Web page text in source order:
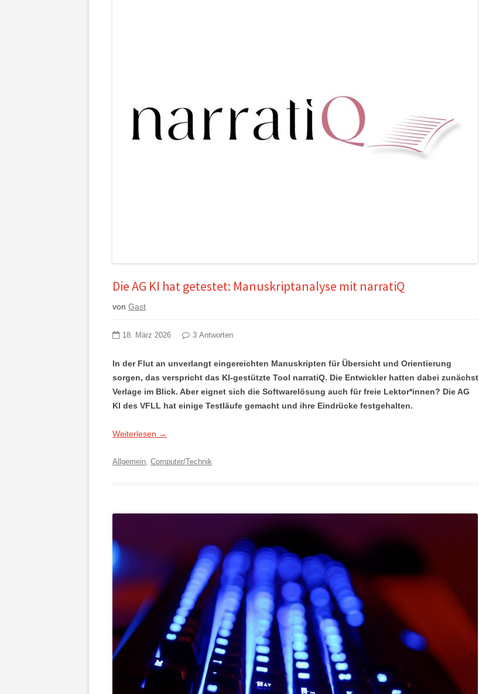
Die AG KI hat getestet: Manuskriptanalyse mit narratiQ
von Gast
18. März 2026 3 Antworten
In der Flut an unverlangt eingereichten Manuskripten für Übersicht und Orientierung
sorgen, das verspricht das KI-gestützte Tool narratiQ. Die Entwickler hatten dabei zunächst
Verlage im Blick. Aber eignet sich die Softwarelösung auch für freie Lektor*innen? Die AG
KI des VFLL hat einige Testläufe gemacht und ihre Eindrücke festgehalten.
Weiterlesen →
Allgemein, Computer/Technik